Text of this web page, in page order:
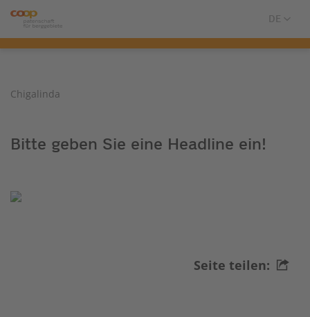
Chigalinda
Bitte geben Sie eine Headline ein!
Seite teilen: